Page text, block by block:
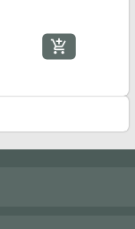
add_shopping_cart